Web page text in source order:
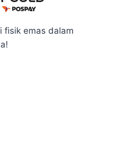
fisik emas dalam